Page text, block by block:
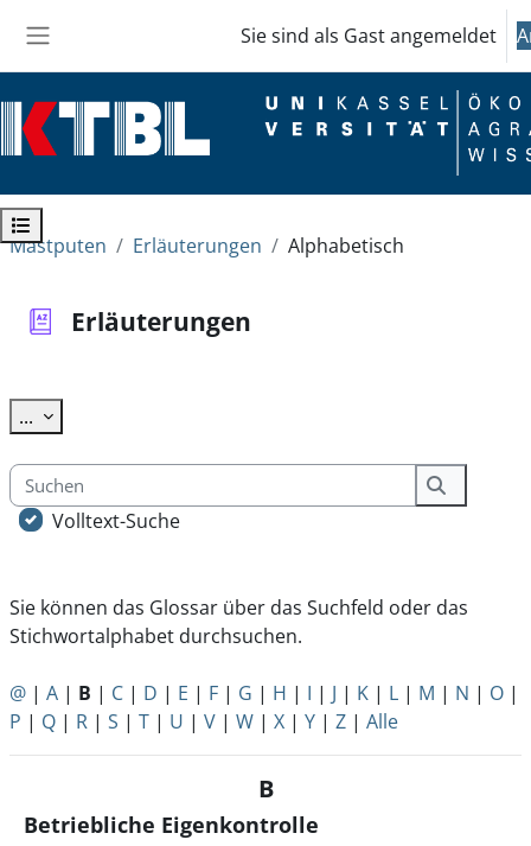
Sie sind als Gast angemeldet
Kursindex öffnen
Mastputen
Erläuterungen Alphabetisch
Erläuterungen
... Einträge exportieren
Suchen
Suchen
Volltext-Suche
Sie können das Glossar über das Suchfeld oder das
Stichwortalphabet durchsuchen.
@ | A | B | C | D | E | F | G | H | I | J | K | L | M | N | O |
P | Q | R | S | T | U | V | W | X | Y | Z | Alle
B
Betriebliche Eigenkontrolle